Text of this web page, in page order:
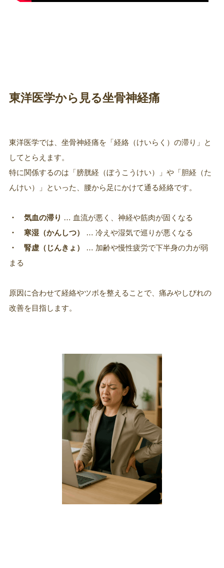
東洋医学から見る坐骨神経痛
東洋医学では、坐骨神経痛を「経絡（けいらく）の滞り」と
してとらえます。
特に関係するのは「膀胱経（ぼうこうけい）」や「胆経（た
んけい）」といった、腰から足にかけて通る経絡です。
・ 気血の滞り … 血流が悪く、神経や筋肉が固くなる
・ 寒湿（かんしつ）
… 冷えや湿気で巡りが悪くなる
・ 腎虚（じんきょ）
… 加齢や慢性疲労で下半身の力が弱
まる
原因に合わせて経絡やツボを整えることで、痛みやしびれの
改善を目指します。